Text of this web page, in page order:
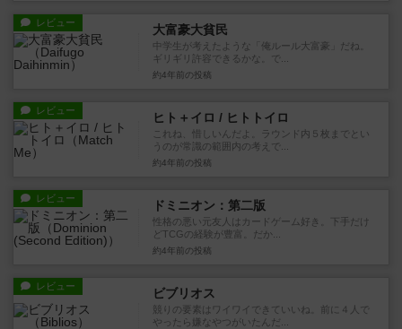
レビュー 大富豪大貧民
中学生が考えたような「俺ルール大富豪」だね。
ギリギリ許容できるかな。で...
約4年前 の投稿
レビュー ヒト＋イロ / ヒトトイロ
これね、惜しいんだよ。ラウンド内５枚までとい
うのが常識の範囲内の考えで...
約4年前 の投稿
レビュー ドミニオン：第二版
性格の悪い元友人はカードゲーム好き。下手だけ
どTCGの経験が豊富。だか...
約4年前 の投稿
レビュー ビブリオス
競りの要素はワイワイできていいね。前に４人で
やったら嫌なやつがいたんだ...